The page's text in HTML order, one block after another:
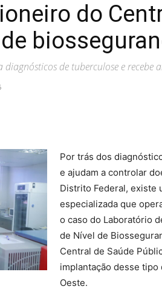
do
de tuberculose e recebe
Por trás dos
e ajudam a controlar
Distrito Federal, existe
especializada que
o caso do Laboratório
de Nível de
Central de Saúde
implantação desse
Oeste.